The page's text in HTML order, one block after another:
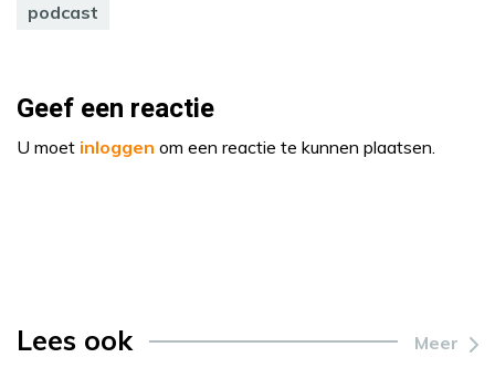
podcast
Geef een reactie
U moet inloggen om een reactie te kunnen plaatsen.
Lees ook Meer